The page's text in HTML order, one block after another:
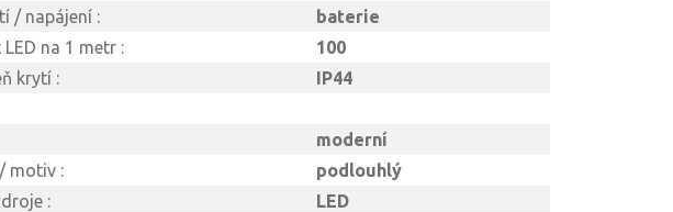
/ napájení :
baterie
LED na 1 metr :
100
krytí :
IP44
moderní
motiv :
podlouhlý
:
LED